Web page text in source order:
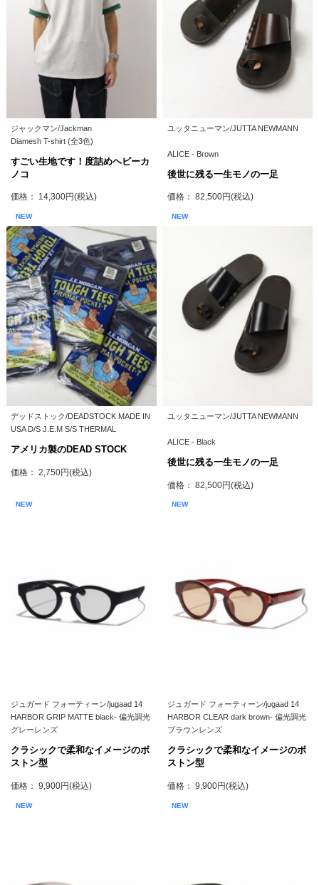
ジャックマン/Jackman
Diamesh T-shirt (全3色)
すごい生地です！度詰めヘビーカ
ノコ
価格： 14,300円(税込)
ユッタニューマン/JUTTA NEWMANN
ALICE - Brown
後世に残る一生モノの一足
価格： 82,500円(税込)
NEW
デッドストック/DEADSTOCK MADE IN
USA D/S J.E.M S/S THERMAL
アメリカ製のDEAD STOCK
価格： 2,750円(税込)
NEW
ユッタニューマン/JUTTA NEWMANN
ALICE - Black
後世に残る一生モノの一足
価格： 82,500円(税込)
NEW
ジュガード フォーティーン/jugaad 14
HARBOR GRIP MATTE black- 偏光調光
グレーレンズ
クラシックで柔和なイメージのボ
ストン型
価格： 9,900円(税込)
NEW
ジュガード フォーティーン/jugaad 14
HARBOR CLEAR dark brown- 偏光調光
ブラウンレンズ
クラシックで柔和なイメージのボ
ストン型
価格： 9,900円(税込)
NEW NEW